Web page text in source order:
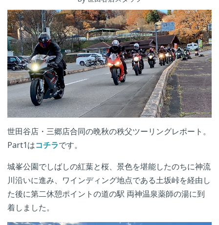
世田谷店・三郷店合同の晩秋の秩父ツーリングレポート。
Part1はコチラです。
城峯公園でしばしの紅葉と桜、景色を堪能したのちに神流
川沿いに進み、ワインディング地点である土坂峠を経由し
た後に第二休憩ポイントの道の駅 両神温泉薬師の湯に到
着しました。